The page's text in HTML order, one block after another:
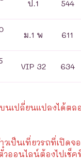
ป.1 544
ม.1 พ 611
VIP 32 634
นเปลี่ยนแปลงได้ตล
วเป็นเที่ยวรถที่เปิด
วออนไลน์ต้องไปเช็